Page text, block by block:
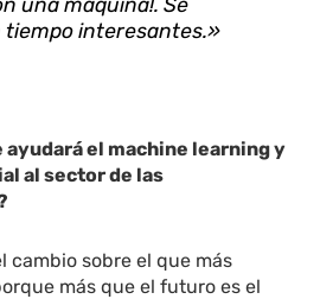
tiempo interesantes.»
ayudará el machine learning y
al sector de las
cambio sobre el que más
más que el futuro es el